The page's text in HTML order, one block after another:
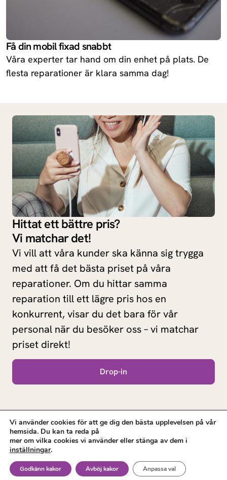
Få din mobil fixad snabbt
Våra experter tar hand om din enhet på plats. De
flesta reparationer är klara samma dag!
Hittat ett bättre pris?
Vi matchar det!
Vi vill att våra kunder ska känna sig trygga
med att få det bästa priset på våra
reparationer. Om du hittar samma
reparation till ett lägre pris hos en
konkurrent, visar du det bara för vår
personal när du besöker oss – vi matchar
priset direkt!
Drop-in
© 2025 Laga Mobil. All rights reserved.
Vi använder cookies för att ge dig den bästa upplevelsen på vår
hemsida. Du kan ta reda på
mer om vilka cookies vi använder eller stänga av dem i
inställningar.
Godkänn kakor Avböj kakor Anpassa val